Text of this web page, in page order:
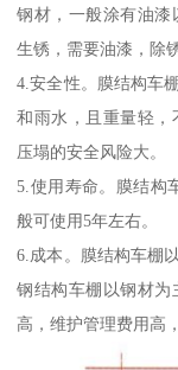
钢材，一般涂有油漆
生锈，需要油漆，除
4.安全性。膜结构车
和雨水，且重量轻，
压塌的安全风险大。
5.使用寿命。膜结构
般可使用5年左右。
6.成本。膜结构车棚
钢结构车棚以钢材为
高，维护管理费用高